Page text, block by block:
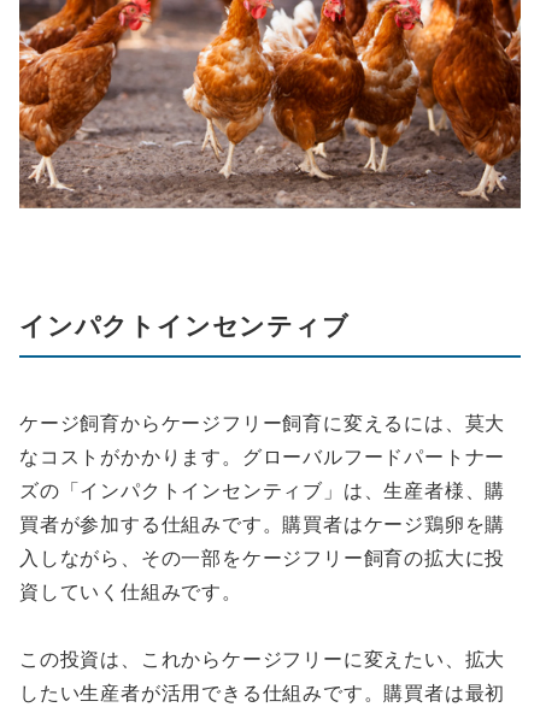
インパクトインセンティブ
ケージ飼育からケージフリー飼育に変えるには、莫大
なコストがかかります。グローバルフードパートナー
ズの「インパクトインセンティブ」は、生産者様、購
買者が参加する仕組みです。購買者はケージ鶏卵を購
入しながら、その一部をケージフリー飼育の拡大に投
資していく仕組みです。
この投資は、これからケージフリーに変えたい、拡大
したい生産者が活用できる仕組みです。購買者は最初